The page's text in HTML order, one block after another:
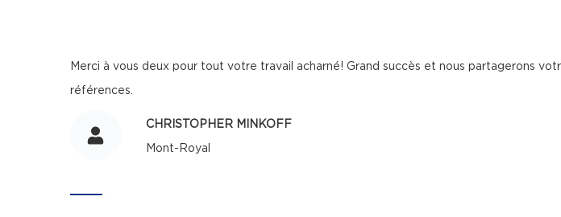
Merci à vous deux pour tout votre travail acharné! Grand succès et nous partagerons
références.
CHRISTOPHER MINKOFF
Mont-Royal